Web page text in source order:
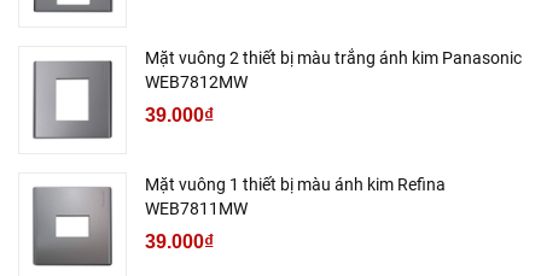
Mặt vuông 2 thiết bị màu trắng ánh kim Panasonic
WEB7812MW
39.000₫
Mặt vuông 1 thiết bị màu ánh kim Refina
WEB7811MW
39.000₫